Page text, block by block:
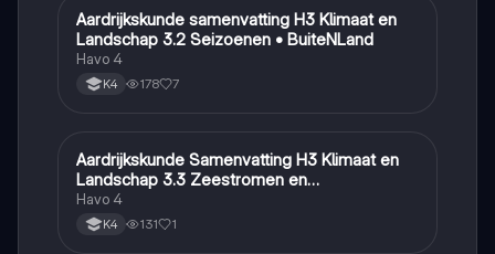
Aardrijkskunde
Aardrijkskunde samenvatting H3 Klimaat en
Landschap 3.2 Seizoenen • BuiteNLand
Havo 4
K4 178 7
Aardrijkskunde
Aardrijkskunde Samenvatting H3 Klimaat en
Landschap 3.3 Zeestromen en
Klimaatgebieden • BuiteNLand
Havo 4
K4 131 1